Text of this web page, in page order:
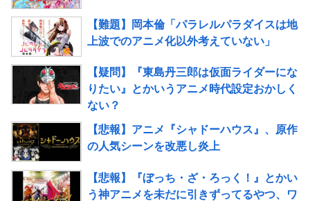
【難題】岡本倫「パラレルパラダイスは地
上波でのアニメ化以外考えていない」
【疑問】『東島丹三郎は仮面ライダーにな
りたい』とかいうアニメ時代設定おかしく
ない？
【悲報】アニメ『シャドーハウス』、原作
の人気シーンを改悪し炎上
【悲報】『ぼっち・ざ・ろっく！』とかい
う神アニメを未だに引きずってるやつ、ワ